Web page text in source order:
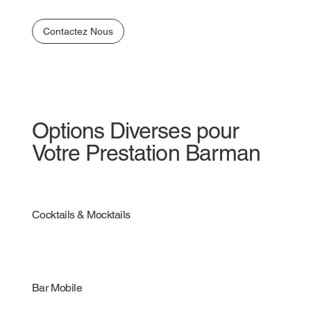
Contactez Nous
Contactez Nous
Options Diverses pour
Votre Prestation Barman
Cocktails & Mocktails
Bar Mobile